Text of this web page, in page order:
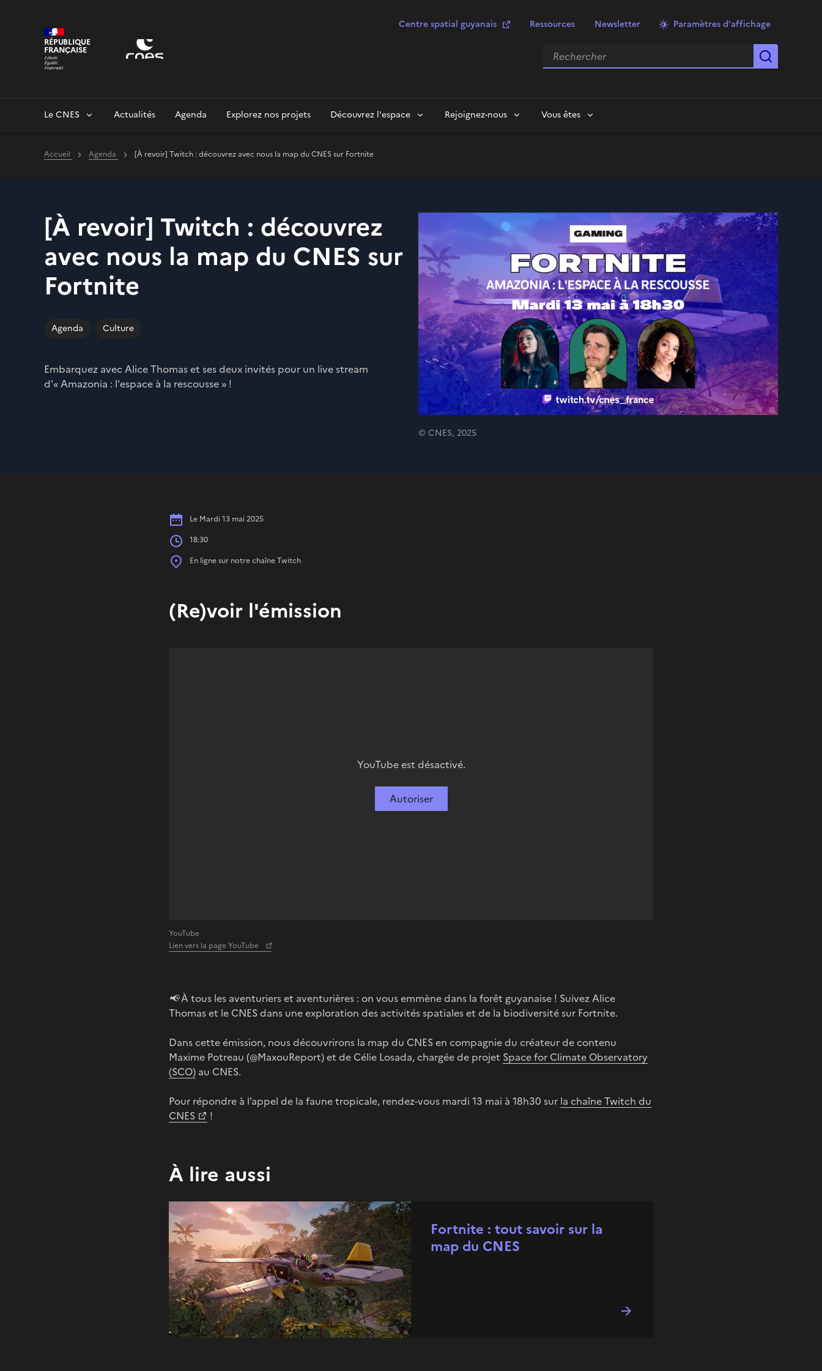
RÉPUBLIQUE
FRANÇAISE
Centre spatial guyanais Ressources Newsletter Paramètres d'affichage
Rechercher
Le CNES Actualités Agenda Explorez nos projets Découvrez l'espace Rejoignez-nous Vous êtes
Accueil Agenda [À revoir] Twitch : découvrez avec nous la map du CNES sur Fortnite
[À revoir] Twitch : découvrez
avec nous la map du CNES sur
Fortnite
Agenda Culture
Embarquez avec Alice Thomas et ses deux invités pour un live stream
d'« Amazonia : l'espace à la rescousse » !
© CNES, 2025
Date
Le Mardi 13 mai 2025
Heures18:30
Place
En ligne sur notre chaîne Twitch
(Re)voir l'émission
YouTube est désactivé.
Autoriser
YouTube
Lien vers la page YouTube
📢À tous les aventuriers et aventurières : on vous emmène dans la forêt guyanaise ! Suivez Alice
Thomas et le CNES dans une exploration des activités spatiales et de la biodiversité sur Fortnite.
Dans cette émission, nous découvrirons la map du CNES en compagnie du créateur de contenu
Maxime Potreau (@MaxouReport) et de Célie Losada, chargée de projet Space for Climate Observatory
(SCO) au CNES.
Pour répondre à l’appel de la faune tropicale, rendez-vous mardi 13 mai à 18h30 sur la chaîne Twitch du
CNES
!
À lire aussi
Fortnite : tout savoir sur la
map du CNES